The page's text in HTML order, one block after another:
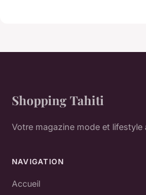
Shopping Tahiti
Votre magazine mode et
NAVIGATION
Accueil